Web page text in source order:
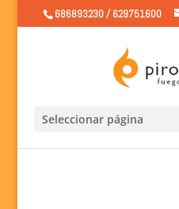
686893230 / 629751600
Seleccionar página